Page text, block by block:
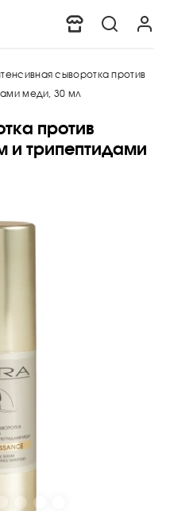
сыворотка против
меди, 30 мл
против
и трипептидами